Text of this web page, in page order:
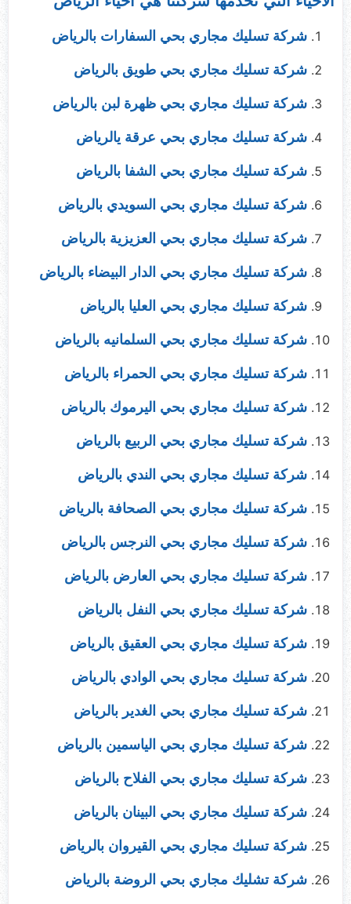
شركة تسليك مجاري بحي السفارات بالرياض
شركة تسليك مجاري بحي طويق بالرياض
شركة تسليك مجاري بحي ظهرة لبن بالرياض
شركة تسليك مجاري بحي عرقة يالرياض
شركة تسليك مجاري بحي الشفا بالرياض
شركة تسليك مجاري بحي السويدي بالرياض
شركة تسليك مجاري بحي العزيزية بالرياض
شركة تسليك مجاري بحي الدار البيضاء بالرياض
شركة تسليك مجاري بحي العليا بالرياض
شركة تسليك مجاري بحي السلمانيه بالرياض
شركة تسليك مجاري بحي الحمراء بالرياض
شركة تسليك مجاري بحي اليرموك بالرياض
شركة تسليك مجاري بحي الربيع بالرياض
شركة تسليك مجاري بحي الندي بالرياض
شركة تسليك مجاري بحي الصحافة بالرياض
شركة تسليك مجاري بحي النرجس بالرياض
شركة تسليك مجاري بحي العارض بالرياض
شركة تسليك مجاري بحي النفل بالرياض
شركة تسليك مجاري بحي العقيق بالرياض
شركة تسليك مجاري بحي الوادي بالرياض
شركة تسليك مجاري بحي الغدير بالرياض
شركة تسليك مجاري بحي الياسمين بالرياض
شركة تسليك مجاري بحي الفلاح بالرياض
شركة تسليك مجاري بحي البينان بالرياض
شركة تسليك مجاري بحي القيروان بالرياض
شركة تشليك مجاري بحي الروضة بالرياض